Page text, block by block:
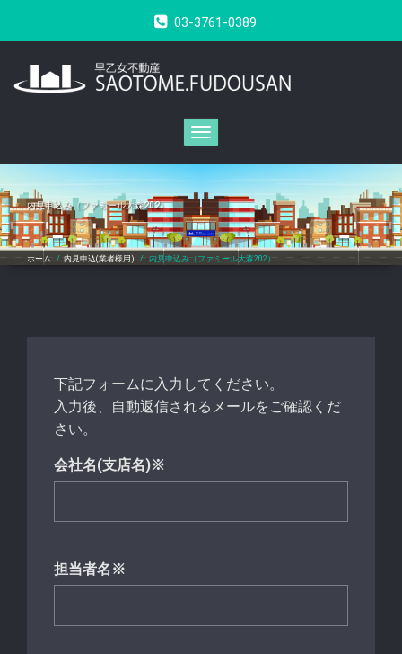
テ
プ
03-3761-0389
ナ
ビ
ゲ
ー
シ
ョ
ン
切
り
内見申込み（ファミール大森202）
ホーム / 内見申込(業者様用) / 内見申込み（ファミール大森202）
下記フォームに入力してください。
入力後、自動返信されるメールをご確認くだ
さい。
会社名(支店名)※
担当者名※